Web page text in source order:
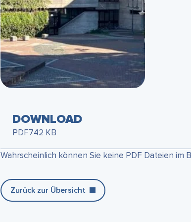
DOWNLOAD
PDF742 KB
Wahrscheinlich können Sie keine PDF Dateien im
Zurück zur Übersicht